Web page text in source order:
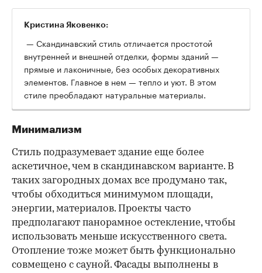
Кристина Яковенко:
— Скандинавский стиль отличается простотой
внутренней и внешней отделки, формы зданий —
прямые и лаконичные, без особых декоративных
элементов. Главное в нем — тепло и уют. В этом
стиле преобладают натуральные материалы.
Минимализм
Стиль подразумевает здание еще более
аскетичное, чем в скандинавском варианте. В
таких загородных домах все продумано так,
чтобы обходиться минимумом площади,
энергии, материалов. Проекты часто
предполагают панорамное остекление, чтобы
использовать меньше искусственного света.
Отопление тоже может быть функционально
совмещено с сауной. Фасады выполнены в